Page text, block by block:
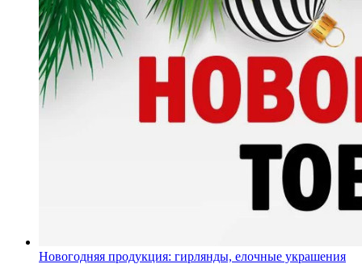
Новогодняя продукция: гирлянды, елочные украшения